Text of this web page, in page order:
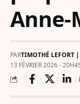
Anne-
PARTIMOTHÉ LEFORT
13 FÉVRIER 2026 -